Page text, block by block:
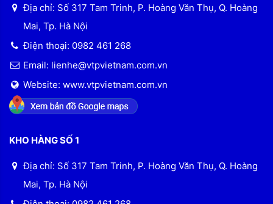
Địa chỉ: Số 317 Tam Trinh, P. Hoàng Văn Thụ, Q. Hoàng
Mai, Tp. Hà Nội
Điện thoại: 0982 461 268
Email: lienhe@vtpvietnam.com.vn
Website: www.vtpvietnam.com.vn
KHO HÀNG SỐ 1
Địa chỉ: Số 317 Tam Trinh, P. Hoàng Văn Thụ, Q. Hoàng
Mai, Tp. Hà Nội